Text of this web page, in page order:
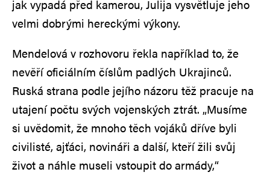
jak vypadá před kamerou, Julija vysvětluje jeho
velmi dobrými hereckými výkony.
Mendelová v rozhovoru řekla například to, že
nevěří oficiálním číslům padlých Ukrajinců.
Ruská strana podle jejího názoru těž pracuje na
utajení počtu svých vojenských ztrát. „Musíme
si uvědomit, že mnoho těch vojáků dříve byli
civilisté, ajťáci, novináři a další, kteří žili svůj
život a náhle museli vstoupit do armády,“